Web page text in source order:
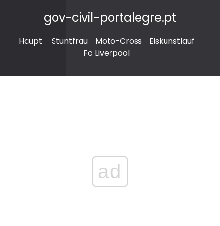
gov-civil-portalegre.pt
Haupt Stuntfrau Moto-Cross
Eiskunstlauf
Fc Liverpool
ad